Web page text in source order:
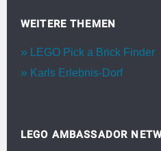
WEITERE THEMEN
LEGO Pick a Brick Finder
Karls Erlebnis-Dorf
LEGO AMBASSADOR